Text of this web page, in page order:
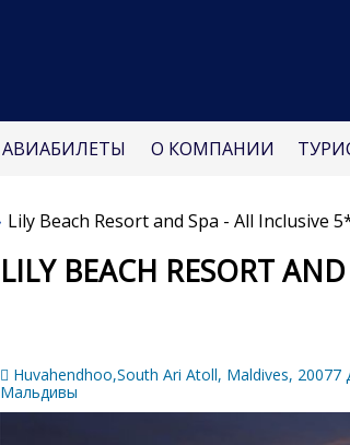
АВИАБИЛЕТЫ О КОМПАНИИ
Lily Beach Resort and Spa - All Inclusive
LILY BEACH RESORT
Huvahendhoo,South Ari Atoll, Maldives, 20077
Мальдивы